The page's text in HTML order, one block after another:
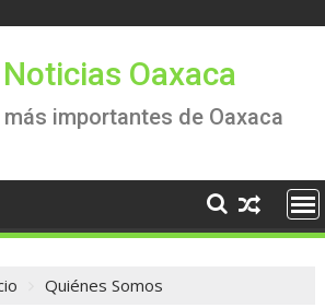
Oaxaca
importantes de Oaxaca
Quiénes Somos